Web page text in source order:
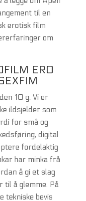
til en
erotisk film
om
ERO
10 g. Vi er
ildsjelder som
for små og
digital
fordelaktig
har minka frå
å gi et slag
til å glemme. På
tekniske bevis